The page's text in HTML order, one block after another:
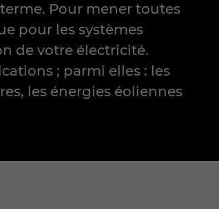
Pour mener toutes
pour les systèmes
de votre électricité.
; parmi elles : les
les énergies éoliennes